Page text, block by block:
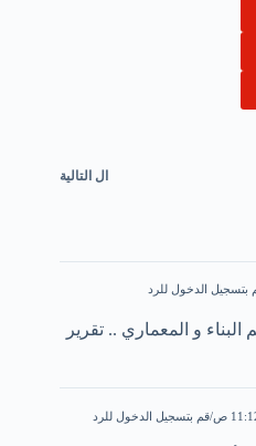
ال التالية
بتسجيل الدخول للرد
و المعماري .. تقرير
قم بتسجيل الدخول للرد